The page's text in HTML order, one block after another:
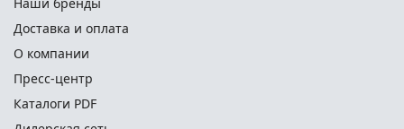
Доставка и оплата
О компании
Пресс-центр
Каталоги PDF